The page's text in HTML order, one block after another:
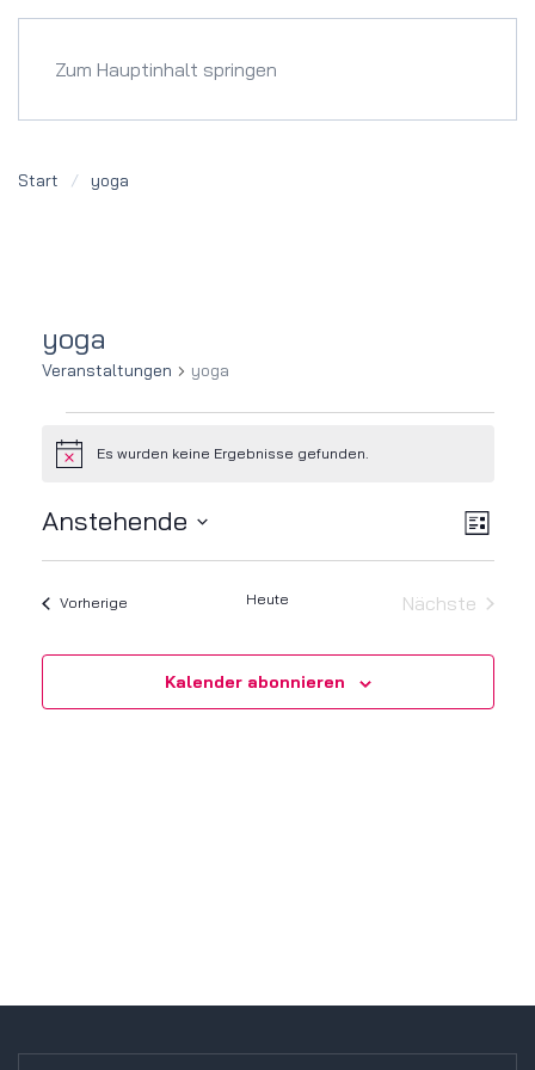
Zum Hauptinhalt springen
Start yoga
yoga
Veranstaltungen yoga
Veranstaltungen
HinweisEs wurden keine Ergebnisse gefunden.
Liste
Anstehende
Datum
VorherigeVeranstaltungen Heute
Nächste
Kalender abonnieren